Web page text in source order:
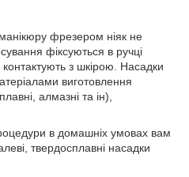
фрезером ніяк не
фіксуються в ручці
з шкірою. Насадки
виготовлення
алмазні та ін),
в домашніх умовах вам
твердосплавні насадки